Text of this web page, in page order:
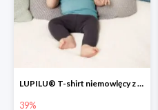
LUPILU® T-shirt niemowlęcy z biobawełny -39%
39%